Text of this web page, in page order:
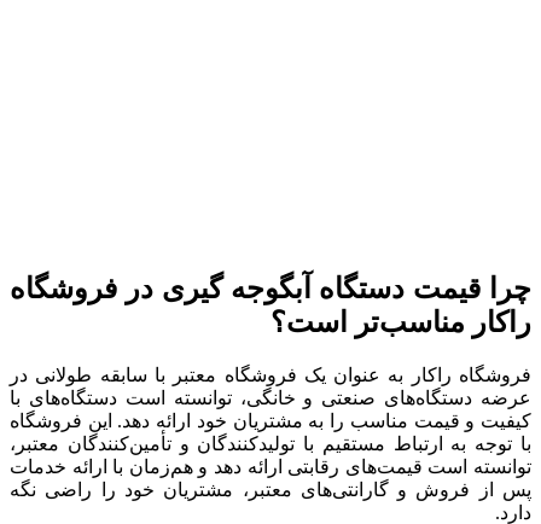
چرا قیمت دستگاه آبگوجه گیری در فروشگاه
راکار مناسب‌تر است؟
فروشگاه راکار به عنوان یک فروشگاه معتبر با سابقه طولانی در
عرضه دستگاه‌های صنعتی و خانگی، توانسته است دستگاه‌های با
کیفیت و قیمت مناسب را به مشتریان خود ارائه دهد. این فروشگاه
با توجه به ارتباط مستقیم با تولیدکنندگان و تأمین‌کنندگان معتبر،
توانسته است قیمت‌های رقابتی ارائه دهد و هم‌زمان با ارائه خدمات
پس از فروش و گارانتی‌های معتبر، مشتریان خود را راضی نگه
دارد.